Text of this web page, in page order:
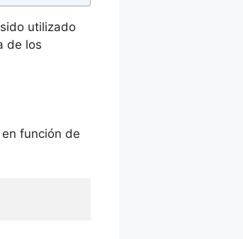
utilizado
de los
función de